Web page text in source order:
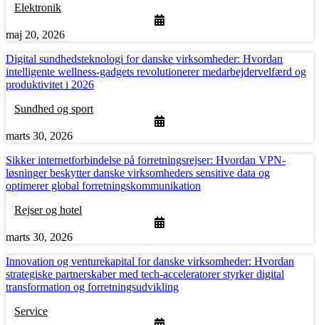
Elektronik
maj 20, 2026
Digital sundhedsteknologi for danske virksomheder: Hvordan
intelligente wellness-gadgets revolutionerer medarbejdervelfærd og
produktivitet i 2026
Sundhed og sport
marts 30, 2026
Sikker internetforbindelse på forretningsrejser: Hvordan VPN-
løsninger beskytter danske virksomheders sensitive data og
optimerer global forretningskommunikation
Rejser og hotel
marts 30, 2026
Innovation og venturekapital for danske virksomheder: Hvordan
strategiske partnerskaber med tech-acceleratorer styrker digital
transformation og forretningsudvikling
Service